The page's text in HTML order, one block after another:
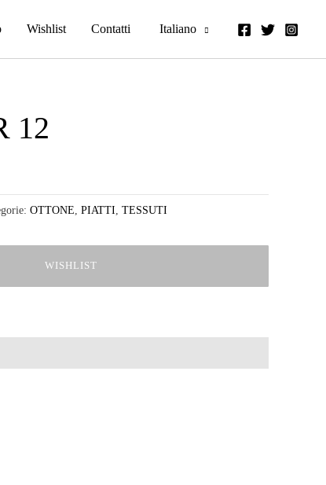
Wishlist Contatti Italiano
12
OTTONE PIATTI TESSUTI
WISHLIST